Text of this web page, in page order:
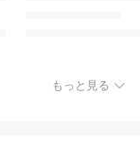
もっと見る